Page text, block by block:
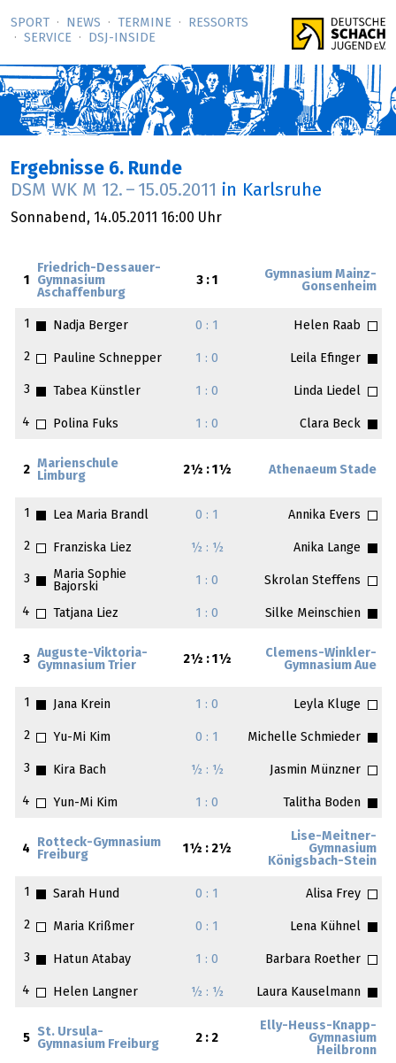
SPORT NEWS TERMINE
RESSORTS
SERVICE
DSJ-­INSIDE
Ergebnisse 6. Runde
DSM WK M 12. – 15.05.2011 in Karlsruhe
Sonnabend, 14.05.2011 16:00 Uhr
1
Friedrich-Dessauer-
Gymnasium
Aschaffenburg
3 : 1
Gymnasium Mainz-
Gonsenheim
1 Nadja Berger 0 : 1 Helen Raab
2 Pauline Schnepper 1 : 0 Leila Efinger
3 Tabea Künstler 1 : 0 Linda Liedel
4 Polina Fuks 1 : 0 Clara Beck
2
Marienschule
Limburg
2½ : 1½ Athenaeum Stade
1 Lea Maria Brandl 0 : 1 Annika Evers
2 Franziska Liez ½ : ½ Anika Lange
3
Maria Sophie
Bajorski
1 : 0 Skrolan Steffens
4 Tatjana Liez 1 : 0 Silke Meinschien
3
Auguste-Viktoria-
Gymnasium Trier
2½ : 1½
Clemens-Winkler-
Gymnasium Aue
1 Jana Krein 1 : 0 Leyla Kluge
2 Yu-Mi Kim 0 : 1 Michelle Schmieder
3 Kira Bach ½ : ½ Jasmin Münzner
4 Yun-Mi Kim 1 : 0 Talitha Boden
4
Rotteck-Gymnasium
Freiburg
1½ : 2½
Lise-Meitner-
Gymnasium
Königsbach-Stein
1 Sarah Hund 0 : 1 Alisa Frey
2 Maria Krißmer 0 : 1 Lena Kühnel
3 Hatun Atabay 1 : 0 Barbara Roether
4 Helen Langner ½ : ½ Laura Kauselmann
5
St. Ursula-
Gymnasium Freiburg
2 : 2
Elly-Heuss-Knapp-
Gymnasium
Heilbronn